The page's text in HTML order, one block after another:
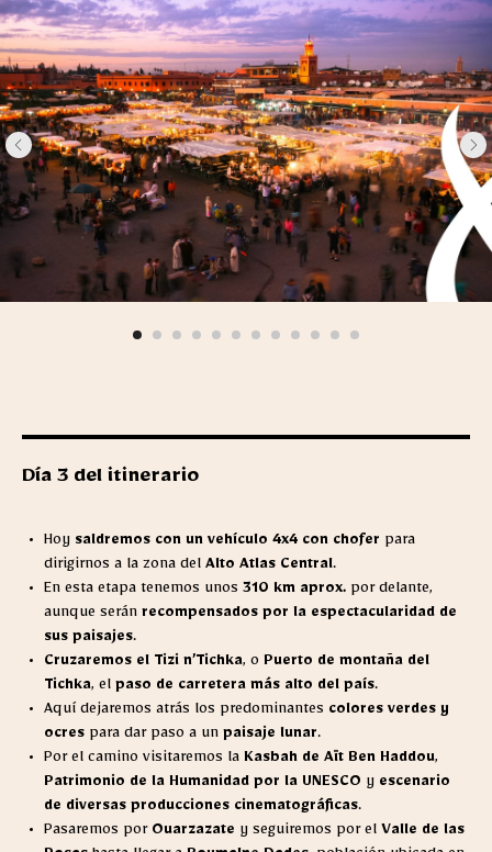
Día 3 del itinerario
Hoy saldremos con un vehículo 4x4 con chofer para
dirigirnos a la zona del Alto Atlas Central.
En esta etapa tenemos unos 310 km aprox. por delante,
aunque serán recompensados por la espectacularidad de
sus paisajes.
Cruzaremos el Tizi n’Tichka, o Puerto de montaña del
Tichka, el paso de carretera más alto del país.
Aquí dejaremos atrás los predominantes colores verdes y
ocres para dar paso a un paisaje lunar.
Por el camino visitaremos la Kasbah de Aït Ben Haddou,
Patrimonio de la Humanidad por la UNESCO y escenario
de diversas producciones cinematográficas.
Pasaremos por Ouarzazate y seguiremos por el Valle de las